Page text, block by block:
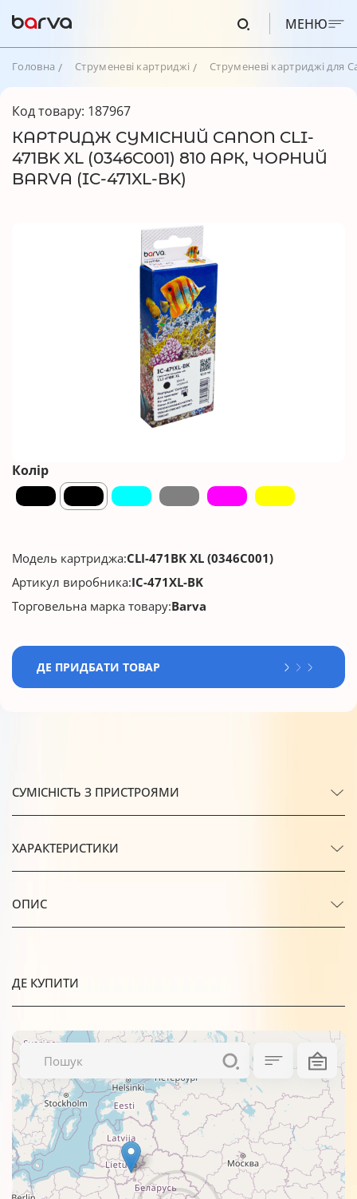
МЕНЮ
Головна Струменеві картриджі Струменеві картриджі для
Код товару: 187967
КАРТРИДЖ СУМІСНИЙ CANON CLI-
471BK XL (0346C001) 810 АРК, ЧОРНИЙ
BARVA (IC-471XL-BK)
Колір
Модель картриджа:CLI-471BK XL (0346C001)
Артикул виробника:IC-471XL-BK
Торговельна марка товару:Barva
ДЕ ПРИДБАТИ ТОВАР
СУМІСНІСТЬ З ПРИСТРОЯМИ
ХАРАКТЕРИСТИКИ
ОПИС
ДЕ КУПИТИ